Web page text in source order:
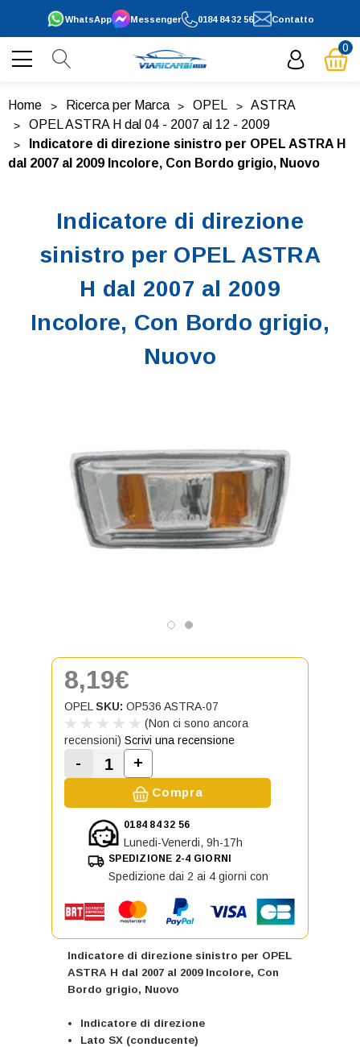
0184 84 32 56
WhatsApp Contatto
Messenger
0
Home Ricerca per Marca OPEL
ASTRA
OPEL ASTRA H dal 04 - 2007 al 12 - 2009
Indicatore di direzione sinistro per OPEL ASTRA H
dal 2007 al 2009 Incolore, Con Bordo grigio, Nuovo
Indicatore di direzione
sinistro per OPEL ASTRA
H dal 2007 al 2009
Incolore, Con Bordo grigio,
Nuovo
Indicatore di direzione sinistro per OPEL
ASTRA H dal 2007 al 2009 Incolore, Con
Bordo grigio, Nuovo
Indicatore di direzione
Lato SX (conducente)
8,19€
OPEL SKU: OP536 ASTRA-07
(Non ci sono ancora
recensioni) Scrivi una recensione
Diminuisci la quantità di Indicatore di
-
Aumenta la quantità di Indicatore
+
Compra
0184 84 32 56
Lunedi-Venerdi, 9h-17h
SPEDIZIONE 2-4 GIORNI
Spedizione dai 2 ai 4 giorni con